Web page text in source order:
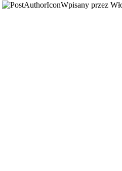
Wpisany przez